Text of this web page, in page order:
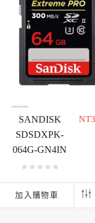
SANDISK
SDSDXPK-
064G-GN4IN
加入購物車